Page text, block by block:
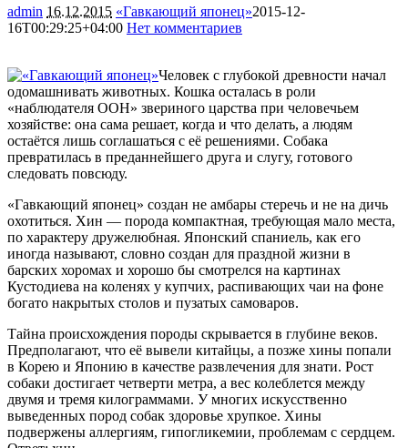
admin 16.12.2015 «Гавкающий японец»2015-12-
16T00:29:25+04:00 Нет комментариев
Человек с глубокой древности начал
одомашнивать животных. Кошка осталась в роли
«наблюдателя ООН» звериного царства при человечьем
хозяйстве: она сама решает, когда и что делать, а людям
остаётся лишь соглашаться с её решениями. Собака
превратилась в преданнейшего друга и слугу, готового
следовать повсюду.
«Гавкающий японец» создан не амбары стеречь и не на дичь
охотиться. Хин — порода компактная, требующая мало места,
по характеру дружелюбная. Японский спаниель, как его
иногда называют, словно создан для праздной жизни в
барских хоромах и хорошо бы смотрелся на картинах
Кустодиева на коленях у купчих, распивающих чаи на фоне
богато накрытых столов и пузатых самоваров.
Тайна происхождения породы скрывается в глубине веков.
Предполагают, что её вывели китайцы, а позже хины попали
в Корею и Японию в качестве развлечения для знати. Рост
собаки достигает четверти метра, а вес колеблется между
двумя и тремя килограммами. У многих искусственно
выведенных пород собак здоровье хрупкое. Хины
подвержены аллергиям, гипогликемии, проблемам с сердцем.